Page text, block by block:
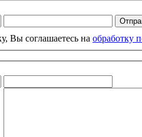
Вы соглашаетесь на обработку